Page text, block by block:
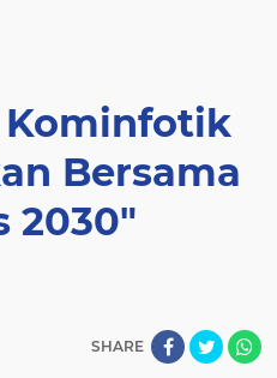
Kominfotik
Bersama
2030"
SHARE